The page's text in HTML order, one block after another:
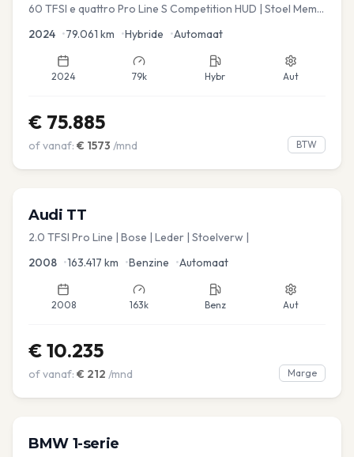
60 TFSI e quattro Pro Line S Competition HUD | Stoel Mem. |
2024 •79.061 km •Hybride •Automaat
2024 79k Hybr Aut
€ 75.885
of vanaf: € 1573 /mnd BTW
Audi TT
2.0 TFSI Pro Line | Bose | Leder | Stoelverw |
2008 •163.417 km •Benzine •Automaat
2008 163k Benz Aut
€ 10.235
of vanaf: € 212 /mnd Marge
BMW 1-serie